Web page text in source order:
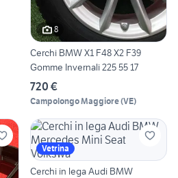
8
Cerchi BMW X1 F48 X2 F39
Gomme Invernali 225 55 17
720 €
Campolongo Maggiore(VE)
Vetrina
Cerchi in lega Audi BMW